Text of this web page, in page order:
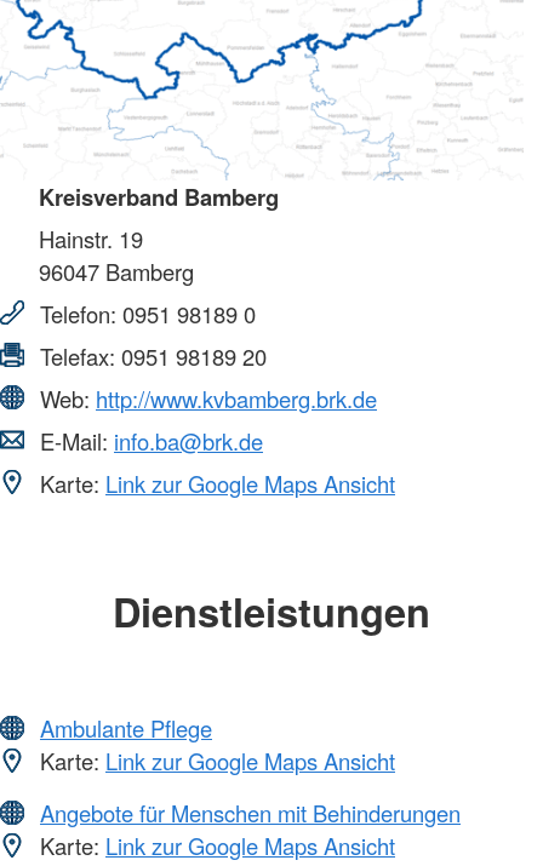
Kreisverband Bamberg
Hainstr. 19
96047 Bamberg
Telefon: 0951 98189 0
Telefax: 0951 98189 20
Web: http://www.kvbamberg.brk.de
E-Mail: info.ba@brk.de
Karte: Link zur Google Maps Ansicht
Dienstleistungen
Ambulante Pflege
Karte: Link zur Google Maps Ansicht
Angebote für Menschen mit Behinderungen
Karte: Link zur Google Maps Ansicht